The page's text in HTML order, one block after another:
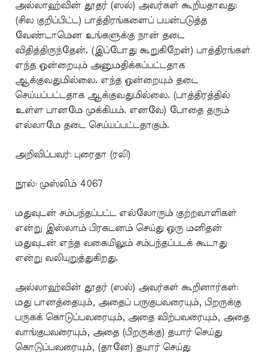
அல்லாஹ்வின் தூதர் (ஸல்) அவர்கள் கூறியதாவது:
(சில குறிப்பிட்ட) பாத்திரங்களைப் பயன்படுத்த
வேண்டாமென உங்களுக்கு நான் தடை
விதித்திருந்தேன். (இப்போது கூறுகிறேன்) பாத்திரங்கள்
எந்த ஒன்றையும் அனுமதிக்கப்பட்டதாக
ஆக்குவதுமில்லை. எந்த ஒன்றையும் தடை
செய்யப்பட்டதாக ஆக்குவதுமில்லை. (பாத்திரத்தில்
உள்ள பானமே முக்கியம். எனவே) போதை தரும்
எல்லாமே தடை செய்யப்பட்டதாகும்.
அறிவிப்பவர்: புரைதா (ரலி)
நூல்: முஸ்லிம் 4067
மதுவுடன் சம்பந்தப்பட்ட எல்லோரும் குற்றவாளிகள்
என்று இஸ்லாம் பிரகடனம் செய்து ஒரு மனிதன்
மதுவுடன் எந்த வகையிலும் சம்பந்தப்படக் கூடாது
என்று வலியுறுத்துகிறது.
அல்லாஹ்வின் தூதர் (ஸல்) அவர்கள் கூறினார்கள்:
மது பானத்தையும், அதைப் பருகுபவரையும், பிறருக்கு
பருகக் கொடுப்பவரையும், அதை விற்பவரையும், அதை
வாங்குபவரையும், அதை (பிறருக்கு) தயார் செய்து
கொடுப்பவரையும், (தானே) தயார் செய்து